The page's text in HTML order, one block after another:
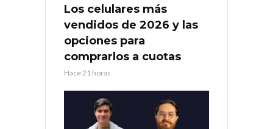
Los celulares más
vendidos de 2026 y las
opciones para
comprarlos a cuotas
Hace 21 horas